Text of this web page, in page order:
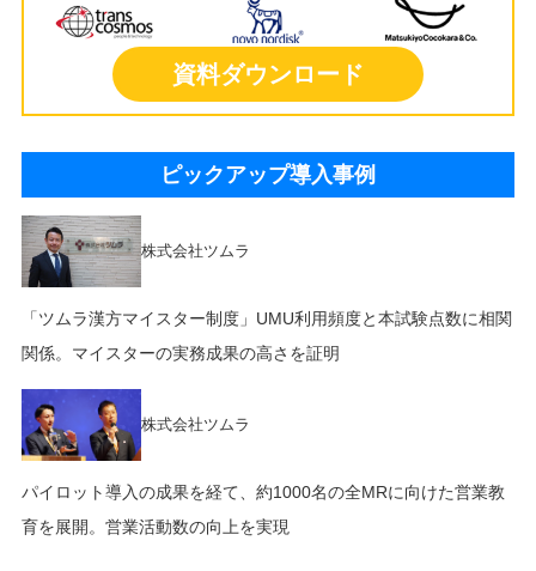
資料ダウンロード
ピックアップ導入事例
株式会社ツムラ
「ツムラ漢方マイスター制度」UMU利用頻度と本試験点数に相関
関係。マイスターの実務成果の高さを証明
株式会社ツムラ
パイロット導入の成果を経て、約1000名の全MRに向けた営業教
育を展開。営業活動数の向上を実現